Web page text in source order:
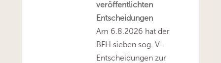
veröffentlichten
Entscheidungen
Am 6.8.2026 hat der
BFH sieben sog. V-
Entscheidungen zur